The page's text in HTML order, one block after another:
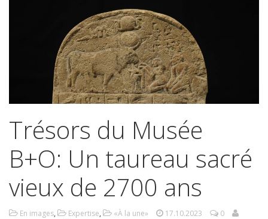
Trésors du Musée
B+O: Un taureau sacré
vieux de 2700 ans
En images, Expertise, «À la une» 17.10.2023
0